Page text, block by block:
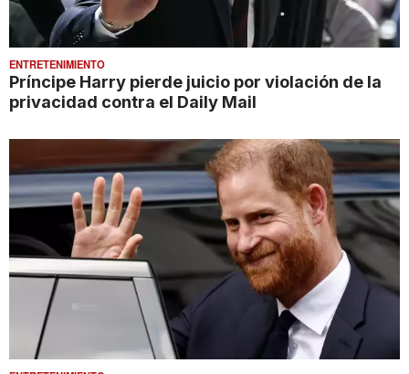
ENTRETENIMIENTO
Príncipe Harry pierde juicio por violación de la
privacidad contra el Daily Mail